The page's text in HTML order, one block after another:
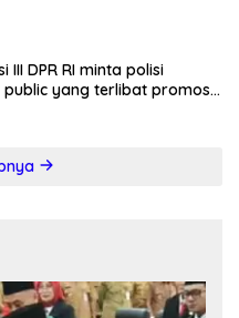
DPR RI minta polisi
yang terlibat promosi